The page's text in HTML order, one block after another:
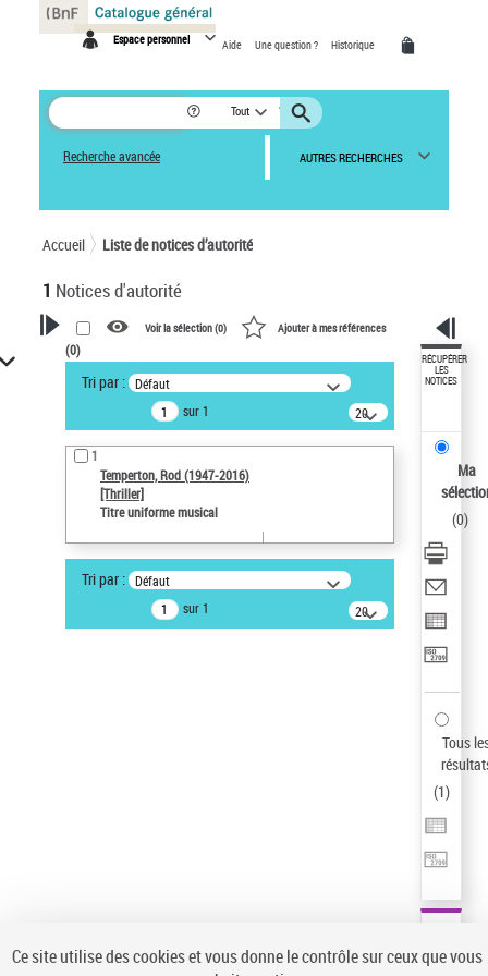
Espace personnel Aide Une question ? Historique
Tout
Recherche avancée AUTRES RECHERCHES
Accueil Liste de notices d’autorité
1 Notices d'autorité
VOTRE RECHERCHE
Recherche avancée dans les
notices d’autorité
Œuvres liées à l'auteur :
Temperton, Rod (1947-2016)
Auteur d’œuvre
Statut de la notice d’autorité
Notice élémentaire
Type de notice d'autorité
Voir la sélection (0) Ajouter à mes références
(0)
Tri par : Défaut
sur 1
20
résultats/page
1
Temperton, Rod (1947-2016)
[Thriller]
Titre uniforme musical
Tri par : Défaut
sur 1
20
résultats/page
RÉCUPÉRER
LES
NOTICES
Ma
(0)
Tous
(1)
Panneau de gestion des cookies
Ce site utilise des cookies et vous donne le contrôle sur ceux que vous